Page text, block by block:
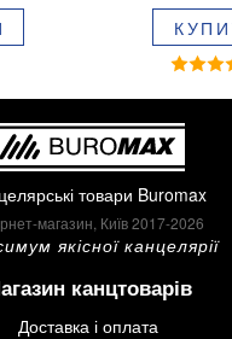
02
товари Buromax
магазин, Київ 2017-2026
якісної канцелярії
канцтоварів
Доставка і оплата